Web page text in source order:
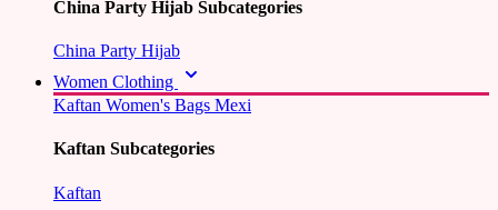
China Party Hijab Subcategories
China Party Hijab
Women Clothing
Kaftan Women's Bags Mexi
Kaftan Subcategories
Kaftan